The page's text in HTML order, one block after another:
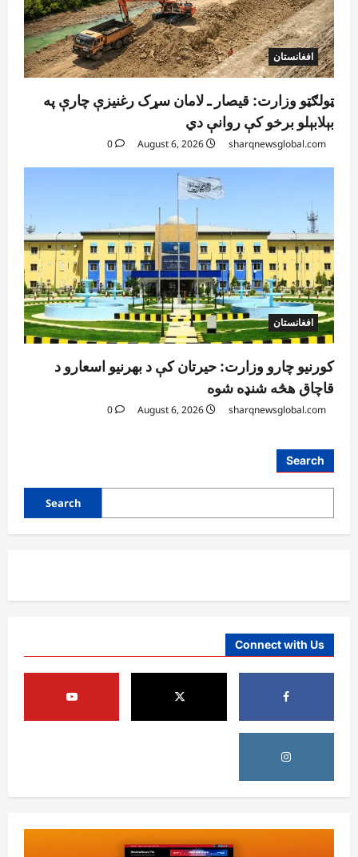
افغانستان
ټولګټو وزارت: قیصار ـ لامان سړک رغنیزې چارې په
بېلابېلو برخو کې روانې دي
sharqnewsglobal.com
0
افغانستان
کورنیو چارو وزارت: حیرتان کې د بهرنیو اسعارو د
قاچاق هڅه شنډه شوه
sharqnewsglobal.com
0
Search
Search
Connect with Us
آمریکا
4
ټرمپ : ایران سره خبرې د پوځي اقدام پر ځای
غوره بولي
0